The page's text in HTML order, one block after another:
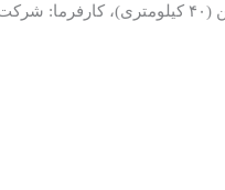
قزوین.